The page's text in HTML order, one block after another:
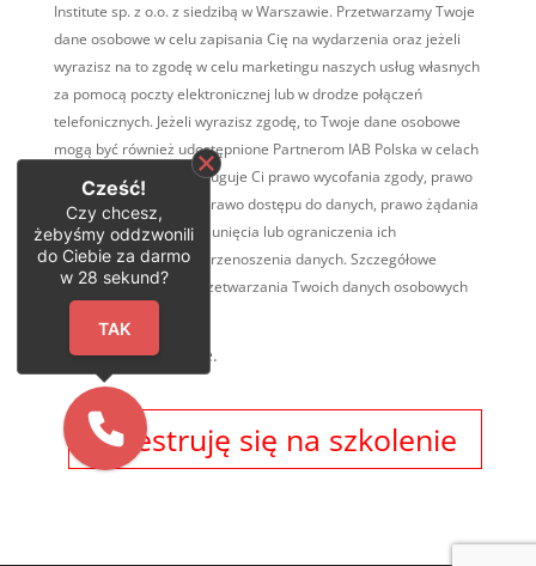
Institute sp. z o.o. z siedzibą w Warszawie. Przetwarzamy Twoje
dane osobowe w celu zapisania Cię na wydarzenia oraz jeżeli
wyrazisz na to zgodę w celu marketingu naszych usług własnych
za pomocą poczty elektronicznej lub w drodze połączeń
telefonicznych. Jeżeli wyrazisz zgodę, to Twoje dane osobowe
mogą być również udostępnione Partnerom IAB Polska w celach
marketingowych. Przysługuje Ci prawo wycofania zgody, prawo
wniesienia sprzeciwu, prawo dostępu do danych, prawo żądania
ich sprostowania, ich usunięcia lub ograniczenia ich
przetwarzania, prawo przenoszenia danych. Szczegółowe
informacje na temat przetwarzania Twoich danych osobowych
* Pola obowiązkowe.
Cześć!
Czy chcesz,
żebyśmy oddzwonili
do Ciebie za darmo
w 28 sekund?
TAK